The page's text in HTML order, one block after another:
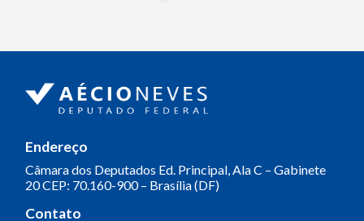
Endereço
Câmara dos Deputados Ed. Principal, Ala C – Gabinete
20CEP: 70.160-900 – Brasília (DF)
Contato